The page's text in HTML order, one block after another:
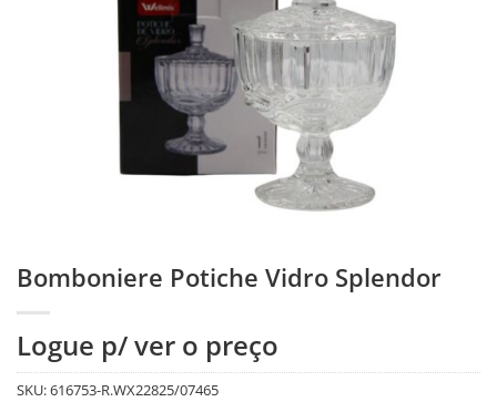
Bomboniere Potiche Vidro Splendor
Logue p/ ver o preço
SKU:616753-R.WX22825/07465